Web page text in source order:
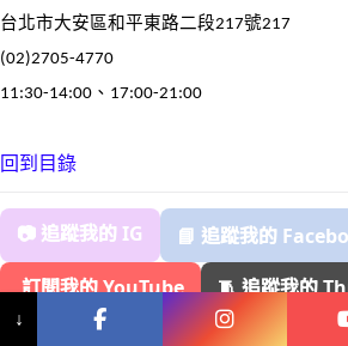
台北市大安區和平東路二段217號217
(02)2705-4770
11:30-14:00、17:00-21:00
回到目錄
📷 追蹤我的 IG
📘 追蹤我的
️ 訂閱我的 YouTube
🧵 追蹤我的
↓